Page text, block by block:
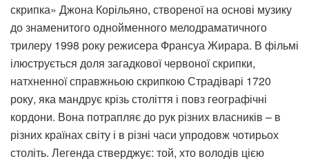
скрипка» Джона Корільяно, створеної на основі музику
до знаменитого однойменного мелодраматичного
трилеру 1998 року режисера Франсуа Жирара. В фільмі
ілюструється доля загадкової червоної скрипки,
натхненної справжньою скрипкою Страдіварі 1720
року, яка мандрує крізь століття і повз географічні
кордони. Вона потрапляє до рук різних власників – в
різних країнах світу і в різні часи упродовж чотирьох
століть. Легенда стверджує: той, хто володів цією